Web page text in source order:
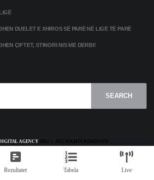
DUELET E XHIROS SË PARË NË LIGË TË PARË
ÇIFTET, STINORI NIS ME DERBI!
SEARCH
AGENCY2025 | ALL RIGHTS RESERVED
TERMS AND CONDITIONS
Rezultatet Tabela Live